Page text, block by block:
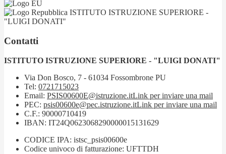
ISTITUTO ISTRUZIONE SUPERIORE -
"LUIGI DONATI"
Contatti
ISTITUTO ISTRUZIONE SUPERIORE - "LUIGI DONATI"
Via Don Bosco, 7 - 61034 Fossombrone PU
Tel: 0721715023
Email: PSIS00600E@istruzione.itLink per inviare una mail
PEC: psis00600e@pec.istruzione.itLink per inviare una mail
C.F.: 90000710419
IBAN: IT24Q0623068290000015131629
CODICE IPA: istsc_psis00600e
Codice univoco di fatturazione: UFTTDH